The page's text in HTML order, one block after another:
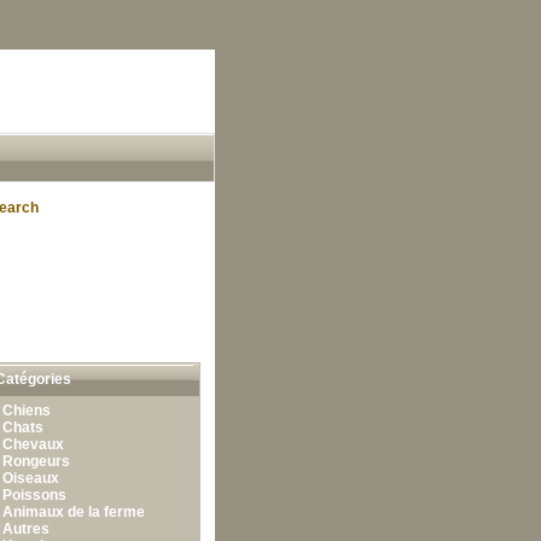
Chiens
Chats
Chevaux
Rongeurs
Oiseaux
Poissons
Animaux de la ferme
Autres